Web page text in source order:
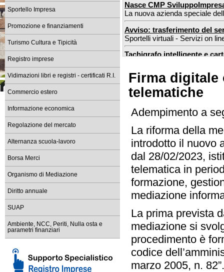
Sportello Impresa
Promozione e finanziamenti
Turismo Cultura e Tipicità
Registro imprese
Vidimazioni libri e registri - certificati R.I.
Commercio estero
Informazione economica
Regolazione del mercato
Alternanza scuola-lavoro
Borsa Merci
Organismo di Mediazione
Diritto annuale
SUAP
Ambiente, NCC, Periti, Nulla osta e
parametri finanziari
Nasce CMP
La nuova azienda speciale
Avviso: trasferimento del
Sportelli virtuali - Servizi on
Tachigrafo intelligente e
Sportello estero Mantova:
dal 1° maggio 2026 accesso
tempi di lavorazione delle
Bandi e contributi per le
Scopri i bandi della Camera
Comunicati stampa ed
Resta informato sulle
Scopri l'ultimo numero di
leggilo su PC, tablet o
Firma
telematiche
Adempimento a
La riforma della
introdotto il nuovo
dal 28/02/2023,
telematica in
formazione,
mediazione
La prima prevista
mediazione si
procedimento è
codice
marzo 2005, n.